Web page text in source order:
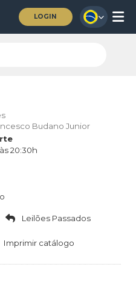
LOGIN
Budano Junior
20:30h
Leilões Passados
Imprimir catálogo